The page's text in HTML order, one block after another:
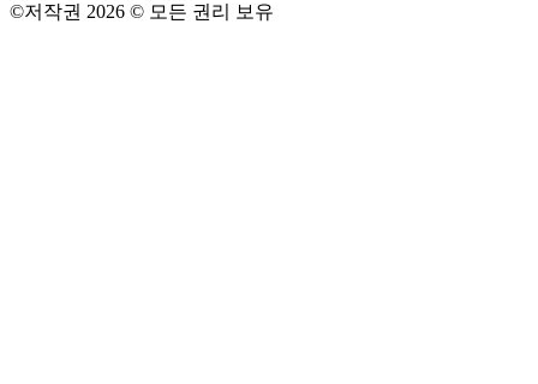
©저작권 2026 © 모든 권리 보유